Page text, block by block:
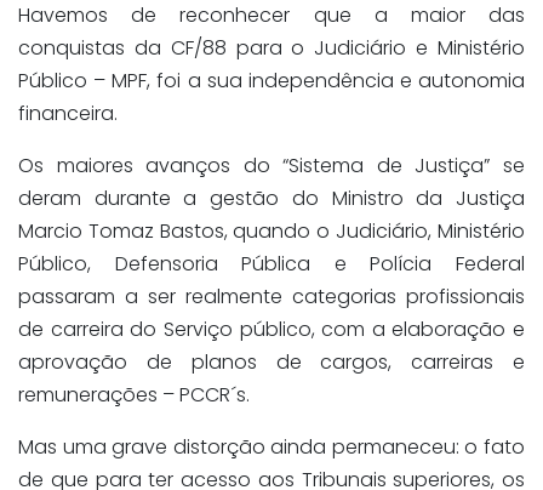
Havemos de reconhecer que a maior das
conquistas da CF/88 para o Judiciário e Ministério
Público – MPF, foi a sua independência e autonomia
financeira.
Os maiores avanços do “Sistema de Justiça” se
deram durante a gestão do Ministro da Justiça
Marcio Tomaz Bastos, quando o Judiciário, Ministério
Público, Defensoria Pública e Polícia Federal
passaram a ser realmente categorias profissionais
de carreira do Serviço público, com a elaboração e
aprovação de planos de cargos, carreiras e
remunerações – PCCR´s.
Mas uma grave distorção ainda permaneceu: o fato
de que para ter acesso aos Tribunais superiores, os